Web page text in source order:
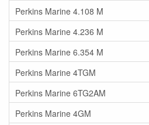
Perkins Marine 4.108 M
Perkins Marine 4.236 M
Perkins Marine 6.354 M
Perkins Marine 4TGM
Perkins Marine 6TG2AM
Perkins Marine 4GM